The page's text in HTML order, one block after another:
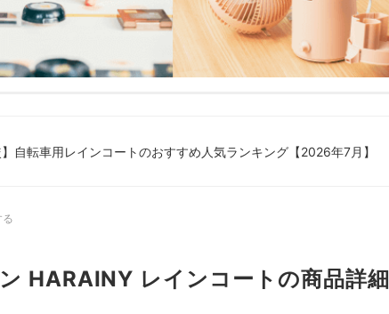
】自転車用レインコートのおすすめ人気ランキング【2026年7月】
HARAINY レインコートの商品詳細